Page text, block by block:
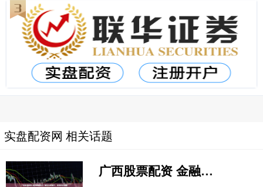
实盘配资网 相关话题
广西股票配资 金融股票配资：解锁投资潜力，实现财富增值